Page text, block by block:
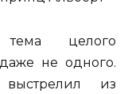
целого
не одного.
из